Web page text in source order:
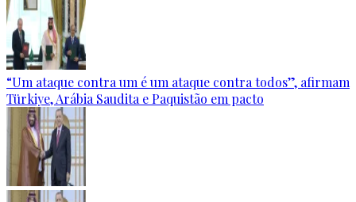
“Um ataque contra um é um ataque contra todos”, afirmam
Türkiye, Arábia Saudita e Paquistão em pacto